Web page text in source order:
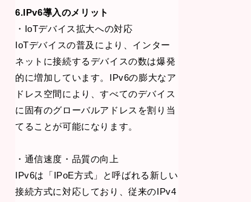
6.IPv6導入のメリット
・IoTデバイス拡大への対応
IoTデバイスの普及により、インター
ネットに接続するデバイスの数は爆発
的に増加しています。IPv6の膨大なア
ドレス空間により、すべてのデバイス
に固有のグローバルアドレスを割り当
てることが可能になります。
・通信速度・品質の向上
IPv6は「IPoE方式」と呼ばれる新しい
接続方式に対応しており、従来のIPv4